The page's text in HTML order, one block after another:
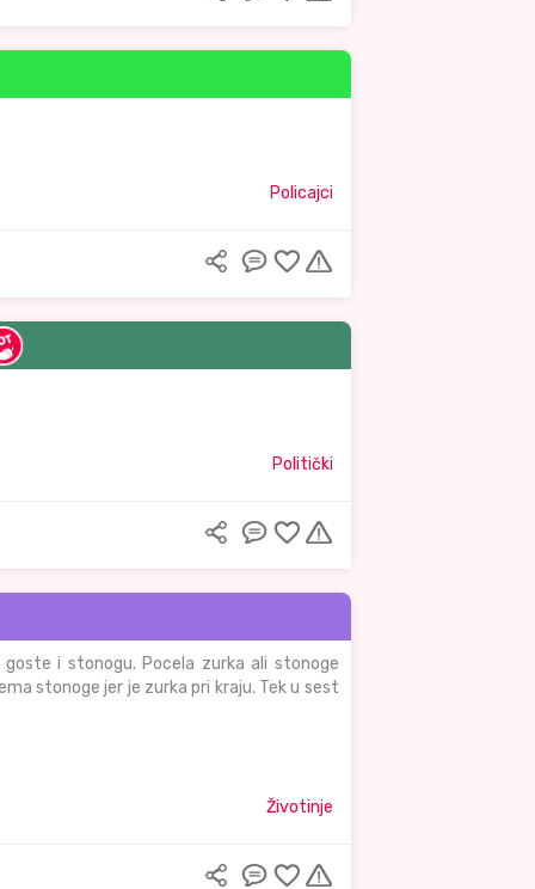
Policajci
Politički
i stonogu. Pocela zurka ali stonoge
stonoge jer je zurka pri kraju. Tek u sest
Životinje